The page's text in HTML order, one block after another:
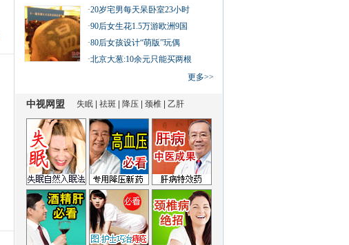
·20岁宅男每天呆卧室23小时
·90后女生花1.5万游欧洲9国
·80后女孩设计“萌版”玩偶
·北京大葱:10余元只能买两根
更多>>